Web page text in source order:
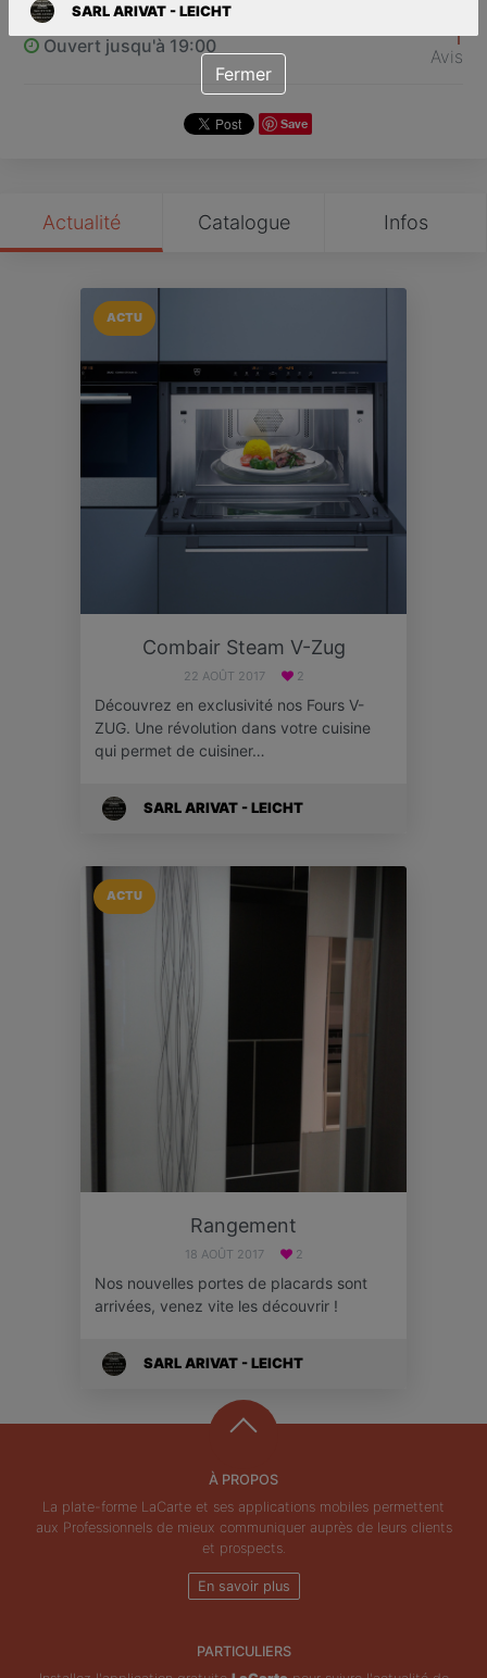
Ouvert jusqu'à 19:00 1
Avis
Save
Actualité Catalogue Infos
ACTU
Combair Steam V-Zug
22 AOÛT 2017 2
Découvrez en exclusivité nos Fours V-
ZUG. Une révolution dans votre cuisine
qui permet de cuisiner…
SARL ARIVAT - LEICHT
ACTU
Rangement
18 AOÛT 2017 2
Nos nouvelles portes de placards sont
arrivées, venez vite les découvrir !
SARL ARIVAT - LEICHT
À PROPOS
La plate-forme LaCarte et ses applications mobiles permettent
aux Professionnels de mieux communiquer auprès de leurs clients
et prospects.
En savoir plus
PARTICULIERS
SARL ARIVAT - LEICHT
Fermer